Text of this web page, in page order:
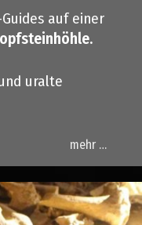
auf einer
uralte
mehr …